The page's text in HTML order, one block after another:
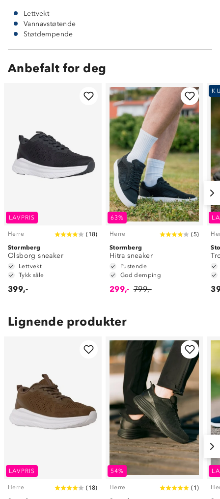
Lettvekt
Vannavstøtende
Støtdempende
Anbefalt for deg
LAVPRIS
Herre ( 18)
Stormberg
Olsborg sneaker
Lettvekt
Tykk såle
399,-
63%
Herre (5)
Stormberg
Hitra sneaker
Pustende
God demping
299,- 799,-
Lignende produkter
LAVPRIS
Herre ( 18)
54%
Herre ( 1 )